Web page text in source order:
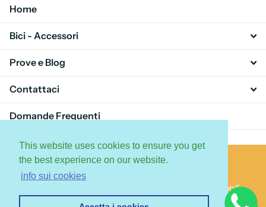
This website uses cookies to ensure you get
the best experience on our website.
info sui cookies
Home
Bici - Accessori
Prove e Blog
Contattaci
Domande Frequenti
Ebike4Enduro - ChientiBike, Powered by Shopify